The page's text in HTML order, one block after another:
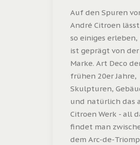
Auf den Spuren
André Citroen
so einiges erleben,
ist geprägt von der
Marke. Art Deco
frühen 20er Jahre,
Skulpturen,
und natürlich das
Citroen Werk - all
findet man
dem Arc-de-